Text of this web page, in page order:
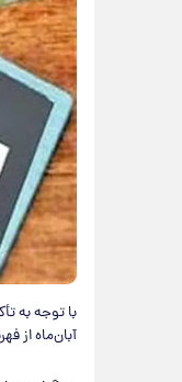
با توجه به
آبان‌ماه از